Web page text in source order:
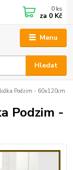
Menu
Hledat
0 ks
za 0 Kč
Podzim - 60x120cm
Podzim -